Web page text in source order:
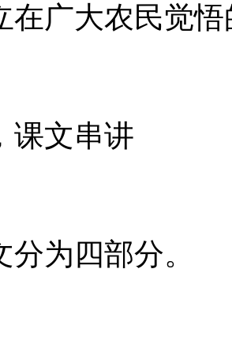
在广大农民觉
文串讲
为四部分。